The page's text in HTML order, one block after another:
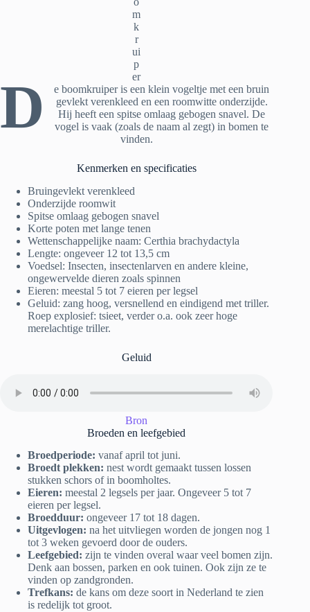
m
k
r
ui
p
er
D
e boomkruiper is een klein vogeltje met een bruin
gevlekt verenkleed en een roomwitte onderzijde.
Hij heeft een spitse omlaag gebogen snavel. De
vogel is vaak (zoals de naam al zegt) in bomen te
vinden.
Kenmerken en specificaties
Bruingevlekt verenkleed
Onderzijde roomwit
Spitse omlaag gebogen snavel
Korte poten met lange tenen
Wettenschappelijke naam: Certhia brachydactyla
Lengte: ongeveer 12 tot 13,5 cm
Voedsel: Insecten, insectenlarven en andere kleine,
ongewervelde dieren zoals spinnen
Eieren: meestal 5 tot 7 eieren per legsel
Geluid: zang hoog, versnellend en eindigend met triller.
Roep explosief: tsieet, verder o.a. ook zeer hoge
merelachtige triller.
Geluid
Bron
Broeden en leefgebied
Broedperiode: vanaf april tot juni.
Broedt plekken: nest wordt gemaakt tussen lossen
stukken schors of in boomholtes.
Eieren: meestal 2 legsels per jaar. Ongeveer 5 tot 7
eieren per legsel.
Broedduur: ongeveer 17 tot 18 dagen.
Uitgevlogen: na het uitvliegen worden de jongen nog 1
tot 3 weken gevoerd door de ouders.
Leefgebied: zijn te vinden overal waar veel bomen zijn.
Denk aan bossen, parken en ook tuinen. Ook zijn ze te
vinden op zandgronden.
Trefkans: de kans om deze soort in Nederland te zien
is redelijk tot groot.